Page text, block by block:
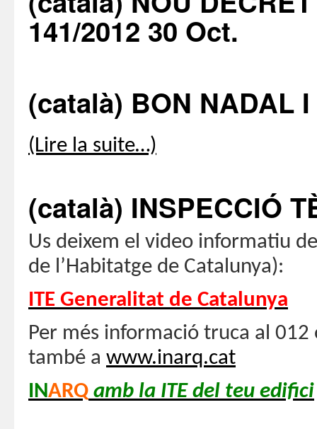
141/2012 30 Oct.
(català) BON NADAL
(Lire la suite…)
(català) INSPECCIÓ
Us deixem el video informatiu
de l’Habitatge de Catalunya):
ITE Generalitat de Catalunya
Per més informació truca al
també a www.inarq.cat
INARQ amb la ITE del teu edifici